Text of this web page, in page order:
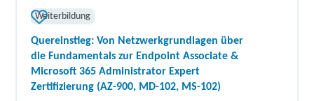
Weiterbildung
Quereinstieg: Von Netzwerkgrundlagen über
die Fundamentals zur Endpoint Associate &
Microsoft 365 Administrator Expert
Zertifizierung (AZ-900, MD-102, MS-102)